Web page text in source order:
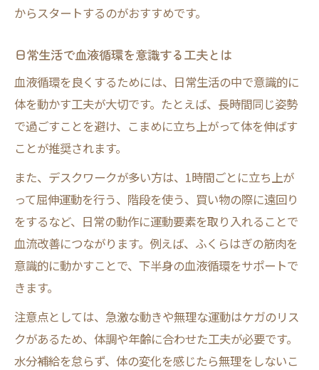
血液循環を良くするマッサージ活用術
血流を良くするマッサージの習慣づくり
むくみ解消や冷え対策に血液循環マッサー
ジ
セルフケアで実践したい血液循環マッサー
ジ法
血流改善を実感できるマッサージポイント
毎日の運動がもたらす血液循環の効果
毎日の運動習慣が血液循環に与える恩恵
血液循環の変化を日々感じるための工夫
運動後に実感する血液循環の効果とは
習慣的な運動で血流改善を続けるコツ
からスタートするのがおすすめです。
日常生活で血液循環を意識する工夫とは
血液循環を良くするためには、日常生活の中で意識的に
体を動かす工夫が大切です。たとえば、長時間同じ姿勢
で過ごすことを避け、こまめに立ち上がって体を伸ばす
ことが推奨されます。
また、デスクワークが多い方は、1時間ごとに立ち上が
って屈伸運動を行う、階段を使う、買い物の際に遠回り
をするなど、日常の動作に運動要素を取り入れることで
血流改善につながります。例えば、ふくらはぎの筋肉を
意識的に動かすことで、下半身の血液循環をサポートで
きます。
注意点としては、急激な動きや無理な運動はケガのリス
クがあるため、体調や年齢に合わせた工夫が必要です。
水分補給を怠らず、体の変化を感じたら無理をしないこ